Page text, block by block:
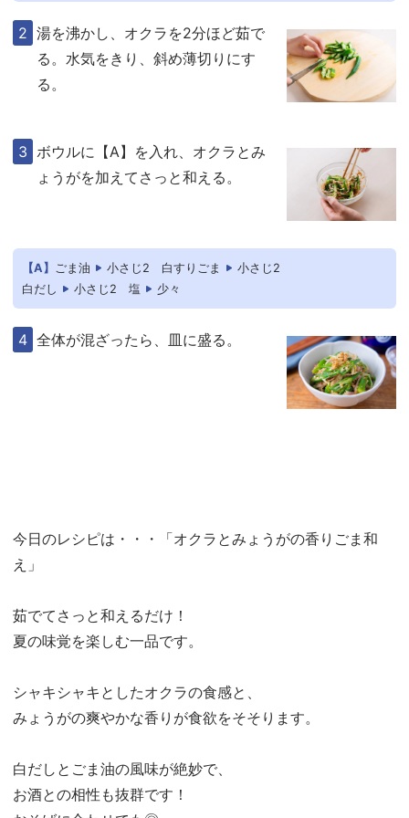
湯を沸かし、オクラを2分ほど茹で
る。水気をきり、斜め薄切りにす
る。
ボウルに【A】を入れ、オクラとみ
ょうがを加えてさっと和える。
【A】 ごま油 小さじ2 白すりごま
小さじ2
白だし
小さじ2 塩 少々
全体が混ざったら、皿に盛る。
今日のレシピは・・・「オクラとみょうがの香りごま和
え」
茹でてさっと和えるだけ！
夏の味覚を楽しむ一品です。
シャキシャキとしたオクラの食感と、
みょうがの爽やかな香りが食欲をそそります。
白だしとごま油の風味が絶妙で、
お酒との相性も抜群です！